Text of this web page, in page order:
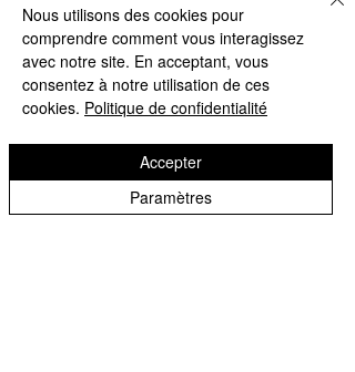
Nous utilisons des cookies pour
comprendre comment vous interagissez
avec notre site. En acceptant, vous
consentez à notre utilisation de ces
cookies. Politique de confidentialité
Paramètres
Accepter